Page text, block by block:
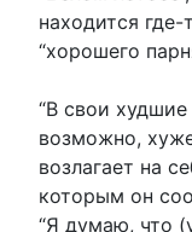
находится где-
“хорошего
“В свои
возможно,
возлагает на
которым он
“Я думаю, что